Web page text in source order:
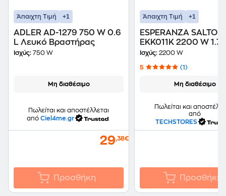
Άπαιχτη Τιμή +1
ADLER AD-1279 750 W 0.6
L Λευκό Βραστήρας
Ισχύς: 750 W
Μη διαθέσιμο
Πωλείται και αποστέλλεται
από Ciel4me.gr
29,38€
Προσθήκη
Άπαιχτη Τιμή +1
ESPERANZA SALTO
EKK011K 2200 W 1.7
Μαύρο Βραστήρας
Ισχύς: 2200 W
5 (1)
Μη διαθέσιμο
Πωλείται και
από
TECHSTORES
Προσθήκη